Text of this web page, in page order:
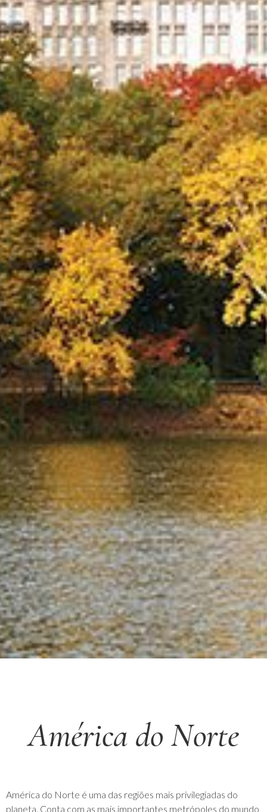
América do Norte
América do Norte é uma das regiões mais privilegiadas do
planeta. Conta com as mais importantes metrópoles do mundo